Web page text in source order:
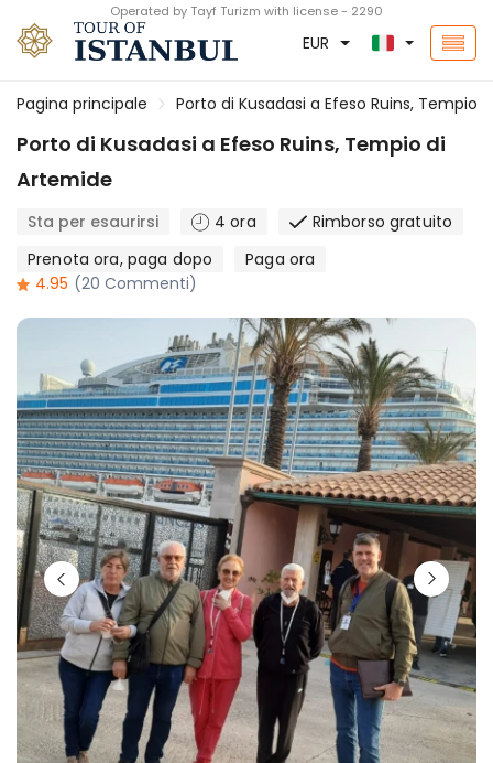
Operated by Tayf Turizm with license - 2290
EUR
Pagina principale Porto di Kusadasi a Efeso Ruins, Tempio
Porto di Kusadasi a Efeso Ruins, Tempio di
Artemide
Sta per esaurirsi 4 ora
Rimborso gratuito
Prenota ora, paga dopo
Paga ora
4.95 (20 Commenti)